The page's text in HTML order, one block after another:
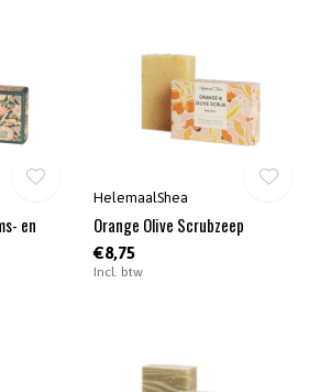
en
HelemaalShea
Orange Olive Scrubzeep
€8,75
Incl. btw